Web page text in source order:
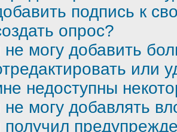
подпись к
опрос?
могу добавить
или
недоступны
могу добавлять